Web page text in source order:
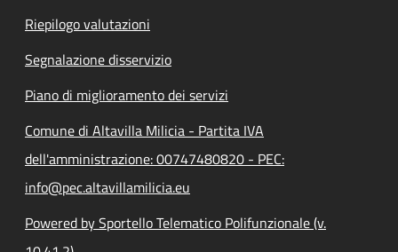
Riepilogo valutazioni
Segnalazione disservizio
Piano di miglioramento dei servizi
Comune di Altavilla Milicia - Partita IVA
dell'amministrazione: 00747480820 - PEC:
info@pec.altavillamilicia.eu
Powered by Sportello Telematico Polifunzionale (v.